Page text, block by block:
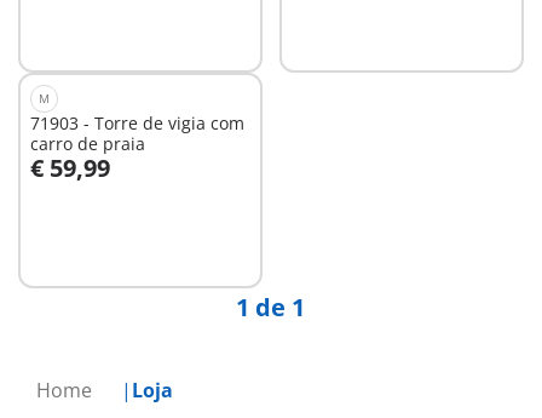
Home Loja
M
71903 - Torre de vigia com
carro de praia
€ 59,99
Ao carrinho
1 de 1